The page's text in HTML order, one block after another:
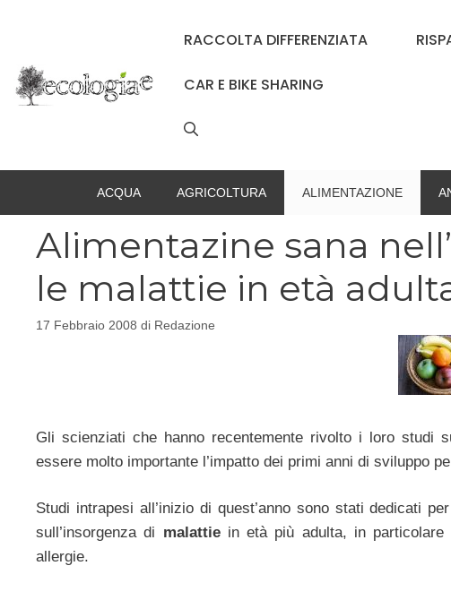
RACCOLTA DIFFERENZIATA
CAR E BIKE SHARING
ACQUA AGRICOLTURA ALIMENTAZIONE
Alimentazine sana
le malattie in età
17 Febbraio 2008 di Redazione
Gli scienziati che hanno recentemente rivolto i loro studi
essere molto importante l’impatto dei primi anni di sviluppo
Studi intrapesi all’inizio di quest’anno sono stati dedicati
sull’insorgenza di malattiein età più adulta, in particolare
allergie.